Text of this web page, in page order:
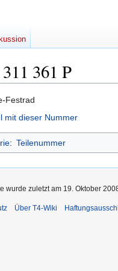
361 P
Festrad
mit dieser Nummer
: Teilenummer
wurde zuletzt am 19. Oktober
Über T4-Wiki